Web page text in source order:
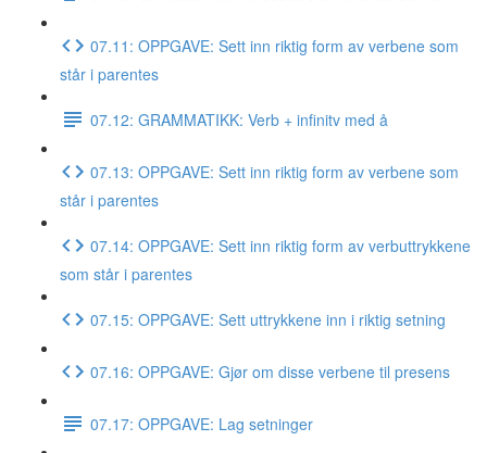
07.11: OPPGAVE: Sett inn riktig form av verbene som
står i parentes
07.12: GRAMMATIKK: Verb + infinitv med å
07.13: OPPGAVE: Sett inn riktig form av verbene som
står i parentes
07.14: OPPGAVE: Sett inn riktig form av verbuttrykkene
som står i parentes
07.15: OPPGAVE: Sett uttrykkene inn i riktig setning
07.16: OPPGAVE: Gjør om disse verbene til presens
07.17: OPPGAVE: Lag setninger